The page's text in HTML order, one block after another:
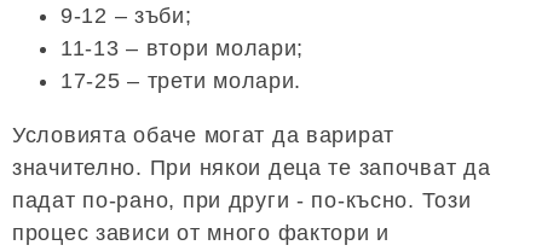
9-12 – зъби;
11-13 – втори молари;
17-25 – трети молари.
Условията обаче могат да варират
значително. При някои деца те започват да
падат по-рано, при други - по-късно. Този
процес зависи от много фактори и